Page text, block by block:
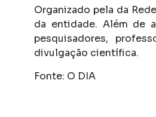
Organizado pela da
da entidade. Além de
pesquisadores,
divulgação científica.
Fonte: O DIA